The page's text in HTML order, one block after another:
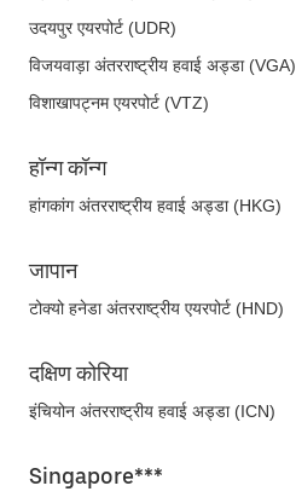
उदयपुर एयरपोर्ट (UDR)
विजयवाड़ा अंतरराष्ट्रीय हवाई अड्डा (VGA)
विशाखापट्नम एयरपोर्ट (VTZ)
हॉन्ग कॉन्ग
हांगकांग अंतरराष्ट्रीय हवाई अड्डा (HKG)
जापान
टोक्यो हनेडा अंतरराष्ट्रीय एयरपोर्ट (HND)
दक्षिण कोरिया
इंचियोन अंतरराष्ट्रीय हवाई अड्डा (ICN)
Singapore***